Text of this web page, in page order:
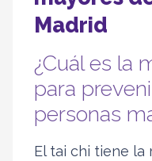
Madrid
¿Cuál es la
para
personas
El tai chi tiene la